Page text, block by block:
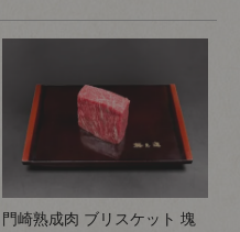
門崎熟成肉 ブリスケット 塊